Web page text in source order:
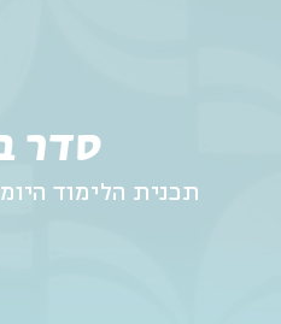
סדר
תכנית הלימוד